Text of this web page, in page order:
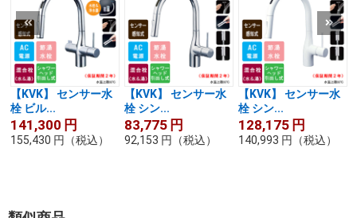
【KVK】 センサー水
栓 ビル...
141,300 円
155,430 円 （税込）
【KVK】 センサー水
栓 シン...
83,775 円
92,153 円 （税込）
【KVK】 センサー水
栓 シン...
128,175 円
140,993 円 （税込）